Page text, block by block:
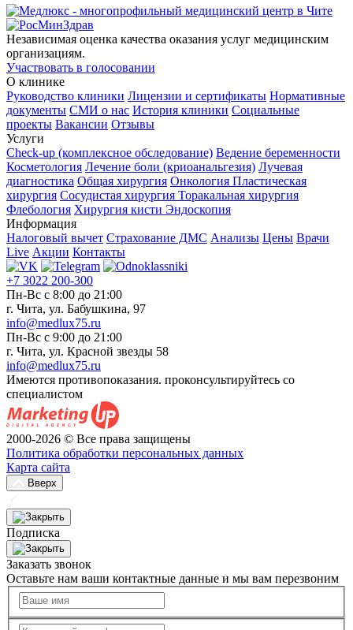
Независимая оценка качества оказания услуг медицинским
организациям.
Участвовать в голосовании
О клинике
Руководство клиники Лицензии и сертификаты Нормативные
документы СМИ о нас История клиники Социальные
проекты Вакансии Отзывы
Услуги
Check-up (комплексное обследование) Ведение беременности
Косметология Лечение боли (криоанальгезия) Лучевая
диагностика Общая хирургия Онкология Пластическая
хирургия Сосудистая хирургия Торакальная хирургия
Флебология Хирургия кисти Эндоскопия
Информация
Налоговый вычет Страхование ДМС Анализы Цены Врачи
Live Акции Контакты
+7 3022 200-300
Пн-Вс с 8:00 до 21:00
г. Чита, ул. Бабушкина, 97
info@medlux75.ru
Пн-Вс с 9:00 до 21:00
г. Чита, ул. Красной звезды 58
info@medlux75.ru
Имеются противопоказания. проконсультируйтесь со
специалистом
2000-2026 © Все права защищены
Политика обработки персональных данных
Карта сайта
Вверх
Подписка
Заказать звонок
Оставьте нам ваши контактные данные и мы вам перезвоним